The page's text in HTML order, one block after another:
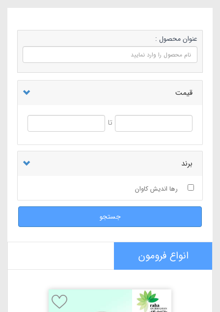
عنوان محصول :
قیمت
تا
برند
رها اندیش کاوان
جستجو
انواع فرومون